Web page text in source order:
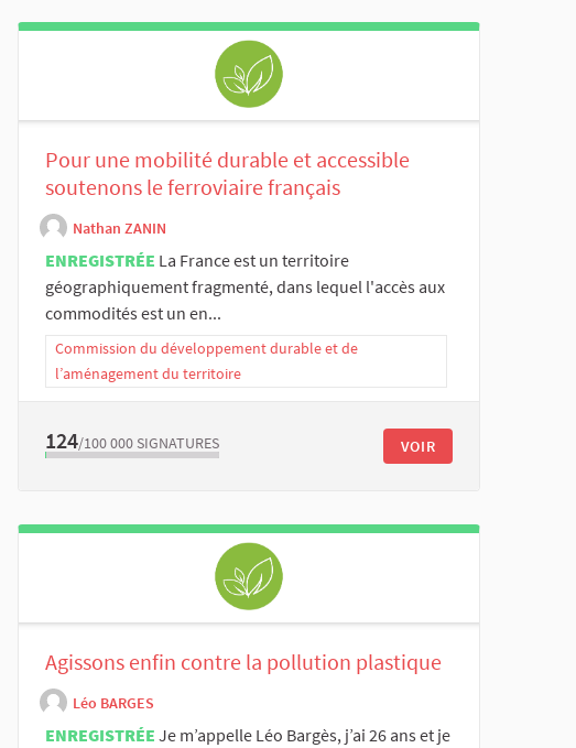
Pour une mobilité durable et accessible
soutenons le ferroviaire français
Nathan ZANIN
ENREGISTRÉE La France est un territoire
géographiquement fragmenté, dans lequel l'accès aux
commodités est un en...
Commission du développement durable et de
l’aménagement du territoire
124/100 000 SIGNATURES VOIR
Agissons enfin contre la pollution plastique
Léo BARGES
ENREGISTRÉE Je m’appelle Léo Bargès, j’ai 26 ans et je